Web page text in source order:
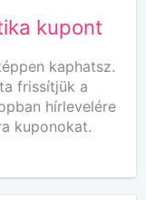
kupont
kaphatsz.
frissítjük a
hírlevelére
kuponokat.